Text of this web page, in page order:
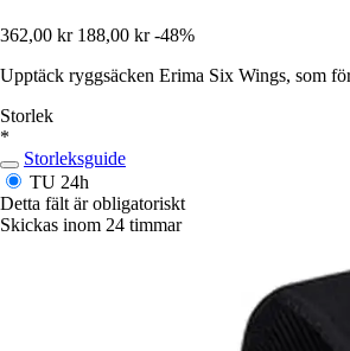
362,00 kr 188,00 kr -48%
Upptäck ryggsäcken Erima Six Wings, som
Storlek
*
Storleksguide
TU 24h
Detta fält är obligatoriskt
Skickas inom 24 timmar